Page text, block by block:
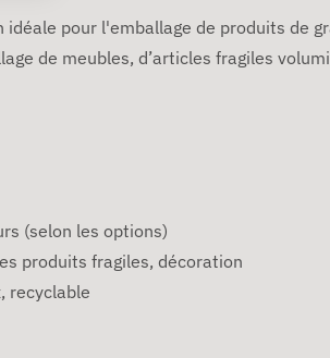
pour l'emballage de produits de
de meubles, d’articles fragiles
(selon les options)
produits fragiles, décoration
recyclable